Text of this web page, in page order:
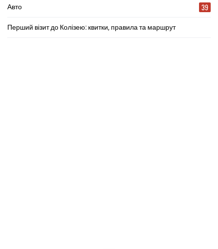
Авто 39
Перший візит до Колізею: квитки, правила та маршрут